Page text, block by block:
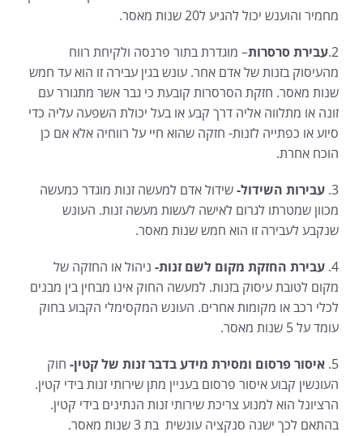
מחמיר והוענש יכול להגיע ל20 שנות מאסר.
2.עבירת סרסרות– מוגדרת בתור פרנסה ולקיחת רווח
מהעיסוק בזנות של אדם אחר. עונש בגין עבירה זו הוא עד חמש
שנות מאסר. חזקת הסרסרות קובעת כי גבר אשר מתגורר עם
זונה או מתלווה אליה דרך קבע או בעל יכולת השפעה עליה כדי
סיוע או כפתייה לזנות- חזקה שהוא חיי על רווחיה אלא אם כן
הוכח אחרת.
3. עבירות השידול-שידול אדם למעשה זנות מוגדר כמעשה
מכוון שמטרתו לגרום לאישה לעשות מעשה זנות. העונש
שנקבע לעבירה זו הוא חמש שנות מאסר.
4. עבירת החזקת מקום לשם זנות- ניהול או החזקה של
מקום לטובת עיסוק בזנות. למעשה החוק אינו מבחין בין מבנים
לכלי רכב או מקומות אחרים. העונש המקסימלי הקבוע בחוק
עומד על 5 שנות מאסר.
5. איסור פרסום ומסירת מידע בדבר זנות של קטין- חוק
העונשין קבוע איסור פרסום בעניין מתן שירותי זנות בידי קטין.
הרציונל הוא למנוע צריכת שירותי זנות הנתינים בידי קטין.
בהתאם לכך ישנה סנקציה עונשית בת 3 שנות מאסר.